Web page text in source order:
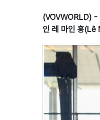
(VOVWORLD) -
인 레 마인 훙(Lê